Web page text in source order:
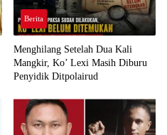
Berita
Menghilang Setelah Dua Kali
Mangkir, Ko’ Lexi Masih Diburu
Penyidik Ditpolairud